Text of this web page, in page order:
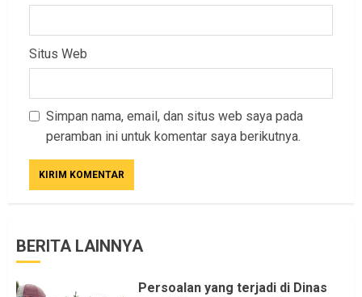
Situs Web
Simpan nama, email, dan situs web saya pada
peramban ini untuk komentar saya berikutnya.
BERITA LAINNYA
Persoalan yang terjadi di Dinas